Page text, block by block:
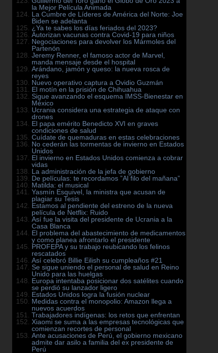
la Mejor Película Animada
La Cumbre de Líderes de América del Norte: Joe
Biden se adelanta
¿Ya te sabes los días feriados del 2023?
Autorizan vacunas contra Covid-19 para niños
Negociaciones para devolver los Mármoles del
Partenón
Jeremy Renner, el famoso actor de Marvel,
manda mensaje desde el hospital
Arándano, jamón y queso: la nueva rosca de
reyes
Nuevo operativo captura a Ovidio Guzmán
El motín en la prisión de Chihuahua
Sigue avanzando el esquema IMSS-Bienestar en
México
Ucrania considera una estrategia de ataque con
drones
El papa emérito Benedicto XVI en graves
condiciones de salud
Cuídate de quemaduras en estas celebraciones
No cederán las tormentas de invierno en Estados
Unidos
El invierno en Estados Unidos comienza a cobrar
vidas
La administración de la jefa de gobierno
De películas: te recordamos ”Al filo del mañana”
Matilda: el musical
Yasmín Esquivel, la ministra que acusan de
plagiar su Tesis
Estamos al pendiente del estreno de la nueva
película de Netflix: Ruido
Así fue la visita del presidente de Ucrania a la
Casa Blanca
El problema del abastecimiento de medicamentos
y como planea afrontarlo el presidente
PROFEPA y su trabajo reubicando los felinos
rescatados
Así celebró Billie Eilish su cumpleaños #21
Se sigue uniendo el personal de salud en Reino
Unido para las huelgas
Europa intentaba posicionar dos satélites cuando
se perdió su lanzador ligero
Estados Unidos logra la fusión nuclear
Medidas contra el monopolio: Amazon llega a
nuevos acuerdos
Trabajadores indígenas: los retos que enfrentan
Xiaomi se suma a las empresas tecnológicas que
comienzan recortes de personal
Ante acusaciones de Perú, el gobierno mexicano
admite dar asilo a familia del ex presidente de
Perú